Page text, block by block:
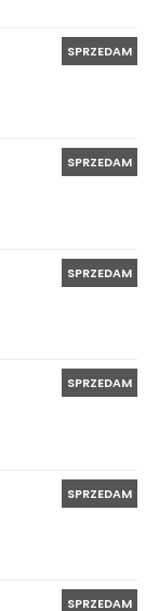
SPRZEDAM
SPRZEDAM
SPRZEDAM
SPRZEDAM
SPRZEDAM
SPRZEDAM